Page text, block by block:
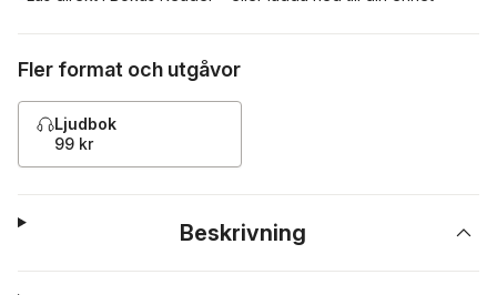
Fler format och utgåvor
Ljudbok
99 kr
Beskrivning